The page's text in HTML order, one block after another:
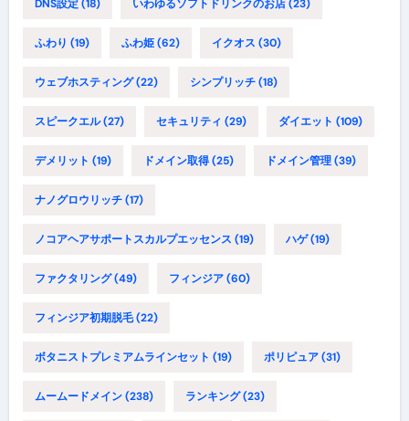
DNS設定(18) いわゆるソフトドリンクのお店(23)
ふわり (19) ふわ姫(62) イクオス (30)
ウェブホスティング(22) シンプリッチ(18)
スピークエル(27) セキュリティ (29) ダイエット (109)
デメリット (19) ドメイン取得(25) ドメイン管理(39)
ナノグロウリッチ(17)
ノコアヘアサポートスカルプエッセンス (19) ハゲ(19)
ファクタリング(49) フィンジア(60)
フィンジア初期脱毛(22)
ボタニストプレミアムラインセット (19) ポリピュア(31)
ムームードメイン(238) ランキング(23)